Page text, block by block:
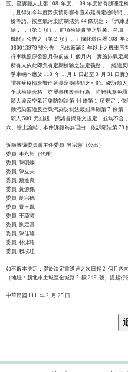
五、至訴願人主張 108  年度、109 年度皆有辦理定
，且得知今年度因疫情影響有宣布延長定檢時間
檢等語。按空氣污染防制法第 44 條規定：「汽
驗，…（第 1  項）。前項檢驗實施之對象、區
機關』公告之（第 2  項）。」據此環保署 108  年
080013979 號公告，凡出廠滿 5  年以上之機車
行車執照原發照月份前後 1  個月內，實施排氣
所有人依此即負有定期檢驗之法定義務，一經違
爭車輛本應於 110  年 1  月 1  日起至 3  月 31
謂有受疫情影響而延長定檢時間之可能。縱訴願人
予以檢驗合格，亦屬事後改善行為，尚難執為免
願人違反空氣污染防制法第 44 條第 1  項規定，依
動污染源違反空氣污染防制法裁罰準則第 7  條第
願人 500  元罰鍰，揆諸首揭條文規定，並無不合
六、綜上論結，本件訴願為無理由，依訴願法第 79
訴願審議委員會主任委員  吳宗憲（公出）
委員  李永裕（代理）
委員  陳明燦
委員  陳立夫
委員  蔡進良
委員  黃源銘
委員  劉宗德
委員  景玉鳳
委員  王藹芸
委員  劉定基
委員  陳佳瑤
委員  林泳玲
委員  賴玫珪
如不服本決定，得於決定書送達之次日起 2  個月內
（地址：新北市土城區金城路 2  段 249  號）提起行